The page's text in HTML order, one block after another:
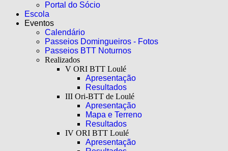
Portal do Sócio
Escola
Eventos
Calendário
Passeios Domingueiros - Fotos
Passeios BTT Noturnos
Realizados
V ORI BTT Loulé
Apresentação
Resultados
III Ori-BTT de Loulé
Apresentação
Mapa e Terreno
Resultados
IV ORI BTT Loulé
Apresentação